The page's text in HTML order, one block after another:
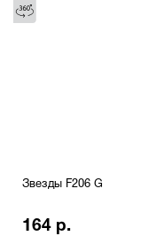
Звезды F206 G
164 р.